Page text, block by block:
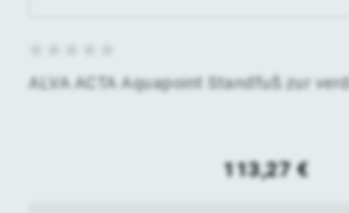
ALVA ACTA Aquapoint Standfuß zur
113,27€